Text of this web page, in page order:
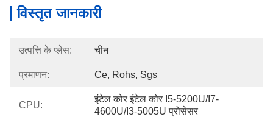
विस्तृत जानकारी
उत्पत्ति के प्लेस: चीन
प्रमाणन: Ce, Rohs, Sgs
CPU:
इंटेल कोर इंटेल कोर I5-5200U/i7-
4600U/i3-5005U प्रोसेसर